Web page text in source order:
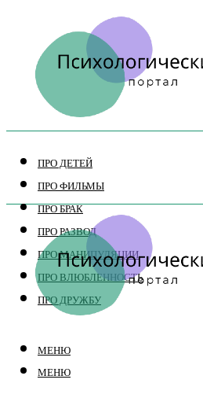
ПРО ДЕТЕЙ
ПРО ФИЛЬМЫ
ПРО БРАК
ПРО РАЗВОД
ПРО МАНИПУЛЯЦИИ
ПРО ВЛЮБЛЕННОСТЬ
ПРО ДРУЖБУ
МЕНЮ
МЕНЮ